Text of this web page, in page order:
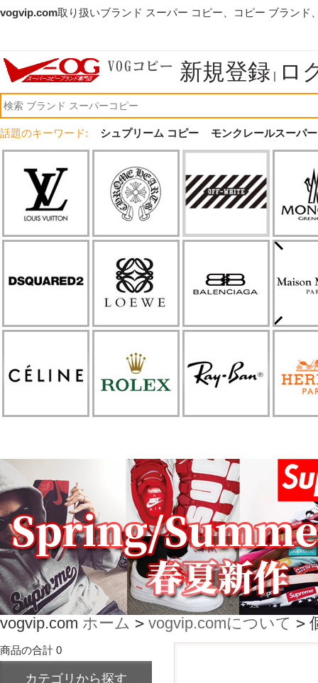
vogvip.com取り扱いブランド スーパー コピー、コピー ブランド
新規登録 | ロ
話題のキーワード: シュプリーム コピー モンクレールスーパ
vogvip.com ホーム > vogvip.comについて >
商品の合計 0
カテゴリから探す